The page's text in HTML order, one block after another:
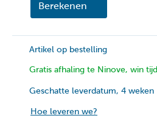
Artikel op bestelling
Gratis afhaling te Ninove, win tijd
Geschatte leverdatum, 4 weken
Berekenen
Hoe leveren we?